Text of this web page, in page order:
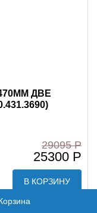
ДВЕ
29095 Р
25300 Р
В КОРЗИНУ
Купить в кредит